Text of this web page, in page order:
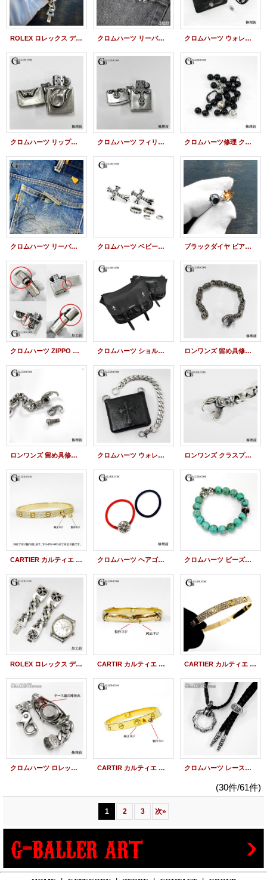
ROLEX ロレックス デイトナ 116500LN CHROME HEARTS クロムハーツ ウォッチブレスレット 取付加工 クロムハーツ リーバイス 501 ブラックデニム ジーンズ 修理 スクロールラベル カシメ 留直し加工 クロムハーツ ウォレットチェーン Sカン取付加工 チェーン加工
クロムハーツ リップ＆タン ZIPPO ジッポ ライター 修理 ヒンジ シャフト ピン 交換 クロムハーツ フィリグリークロス ZIPPO ジッポ ライター 修理 ヒンジ シャフト ピン 交換 クロムハーツ修理 クロスボール ビーズブレスレット ヒモ交換 数珠ブレス ほつれ修理
クロムハーツ リーバイス ステンシル デニム ジーンズ 修理 スクロールラベル カシメ 留直し加工 クロムハーツ ベビーファットクロス ドロップイヤリング パヴェダイヤモンド スタッドピアス リメイク ブラックダイヤ ピアス 石取れ 修理 ダイヤ取れ ジュエリーリフォーム
クロムハーツ ZIPPO ジッポ ライター 修理 ヒンジ シャフト ピン 交換 クロムハーツ ショルダーバッグ CHクロス移植カスタム 留め直し ロンワンズ 留め具修理 シルクドーヴブレスレット 新品仕上げ 燻し加工
ロンワンズ 留め具修理 シルクリンク ブレスレット クラスプ修理 留め具修理 クロムハーツ ウォレットチェーン Sカン取付加工 チェーン加工 ロンワンズ クラスプ修理 シルクリンク ブレスレット 留め具修理
CARTIER カルティエ ラブブレス ネジ ビス 製作（アフターダイヤ製品） クロムハーツ ヘアゴム 交換 クロスボール ゴム交換 クロムハーツ ビーズブレスレット 紐交換 修復 ほつれ
ROLEX ロレックス デイデイト 1803 CHROME HEARTS クロムハーツ ウォッチブレスレット 取付加工 CARTIR カルティエ トリニティ ブレスレット ネジ 製作 K18 ゴールド WG/PG/YG CARTIER カルティエ ラブブレス YG 洗浄 クリーニング（アフターダイヤ製品）
クロムハーツ ロレックス ウォッチケース 棒折れ 修理 CARTIR カルティエ ラブブレス ネジ 製作 K18 ゴールド WG/PG/YG クロムハーツ レースストッパー 取り付け レザーブレイド 革紐 パーツ取付
(30件/61件)
1 2 3 次»